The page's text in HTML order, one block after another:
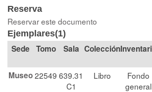
Reserva
Reservar este documento
Ejemplares(1)
Tomo Sala Colección
Museo22549 639.31
C1
Libro
Fondo
general